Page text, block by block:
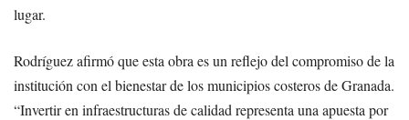
lugar.
Rodríguez afirmó que esta obra es un reflejo del compromiso de la
institución con el bienestar de los municipios costeros de Granada.
“Invertir en infraestructuras de calidad representa una apuesta por